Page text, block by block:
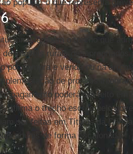
popular, o que representa
também o trecho que
imóveis rurais desapropriados
por compra e venda ou na
de projetos
pagamento poderá ser feito em
afirma o trecho escrito pelo
ser feitas em Títulos da
anuais de forma escalonada.